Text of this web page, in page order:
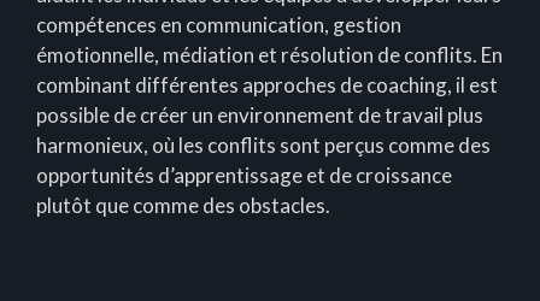
compétences en communication, gestion
émotionnelle, médiation et résolution de conflits. En
combinant différentes approches de coaching, il est
possible de créer un environnement de travail plus
harmonieux, où les conflits sont perçus comme des
opportunités d’apprentissage et de croissance
plutôt que comme des obstacles.